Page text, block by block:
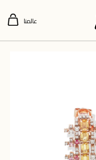
عالمنا